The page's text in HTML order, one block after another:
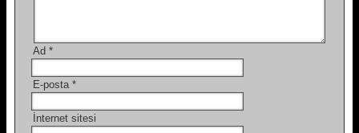
Ad *
E-posta *
İnternet sitesi